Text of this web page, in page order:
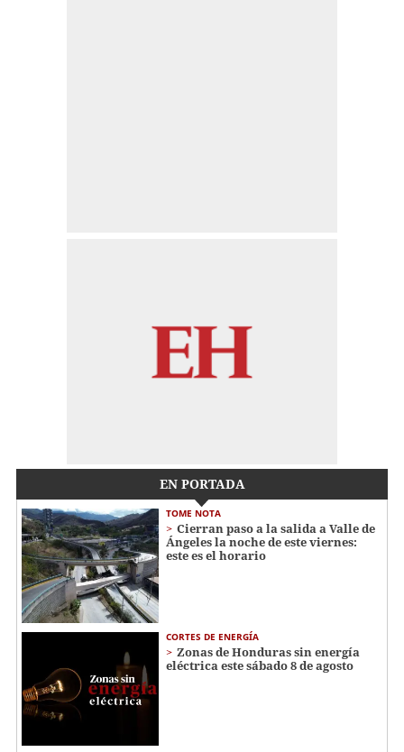
EN PORTADA
TOME NOTA
Cierran paso a la salida a Valle de
Ángeles la noche de este viernes:
este es el horario
CORTES DE ENERGÍA
Zonas de Honduras sin energía
eléctrica este sábado 8 de agosto